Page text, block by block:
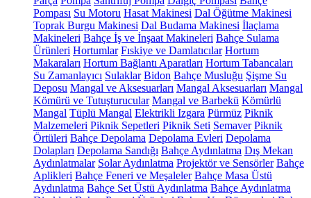
Pompası Su Motoru Hasat Makinesi Dal Öğütme Makinesi
Toprak Burgu Makinesi Dal Budama Makinesi İlaçlama
Makineleri Bahçe İş ve İnşaat Makineleri Bahçe Sulama
Ürünleri Hortumlar Fıskiye ve Damlatıcılar Hortum
Makaraları Hortum Bağlantı Aparatları Hortum Tabancaları
Su Zamanlayıcı Sulaklar Bidon Bahçe Musluğu Şişme Su
Deposu Mangal ve Aksesuarları Mangal Aksesuarları Mangal
Kömürü ve Tutuşturucular Mangal ve Barbekü Kömürlü
Mangal Tüplü Mangal Elektrikli Izgara Pürmüz Piknik
Malzemeleri Piknik Sepetleri Piknik Seti Semaver Piknik
Örtüleri Bahçe Depolama Depolama Evleri Depolama
Dolapları Depolama Sandığı Bahçe Aydınlatma Dış Mekan
Aydınlatmalar Solar Aydınlatma Projektör ve Sensörler Bahçe
Aplikleri Bahçe Feneri ve Meşaleler Bahçe Masa Üstü
Aydınlatma Bahçe Set Üstü Aydınlatma Bahçe Aydınlatma